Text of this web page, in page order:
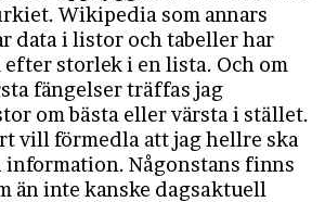
Wikipedia som annars
data i listor och tabeller har
efter storlek i en lista. Och om
fängelser träffas jag
om bästa eller värsta i stället.
vill förmedla att jag hellre ska
information. Någonstans finns
än inte kanske dagsaktuell